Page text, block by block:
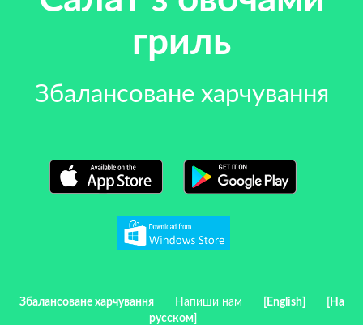
гриль
Збалансоване харчування
Збалансоване харчування Напиши нам [English]
[На
русском]